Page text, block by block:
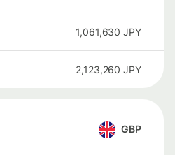
1,061,630 JPY
2,123,260 JPY
GBP